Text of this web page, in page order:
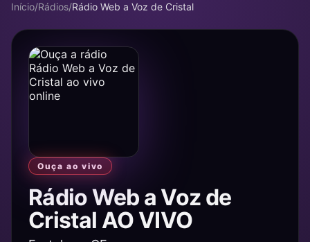
Início/Rádios/Rádio Web a Voz de Cristal
Ouça ao vivo
Rádio Web a Voz de
Cristal AO VIVO